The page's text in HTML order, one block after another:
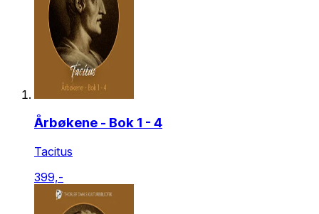
Årbøkene - Bok 1 - 4
Tacitus
399,-